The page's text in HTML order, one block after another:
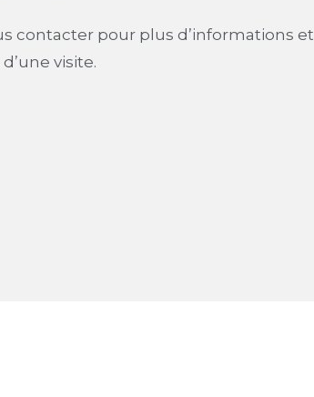
contacter pour plus d’informations et
visite.